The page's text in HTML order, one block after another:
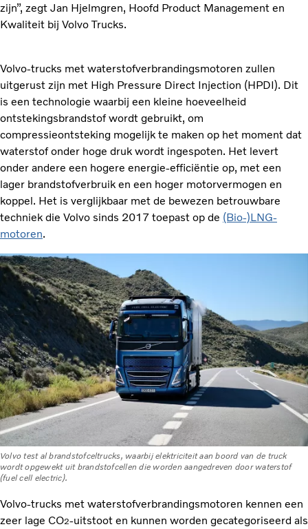
zijn”, zegt Jan Hjelmgren, Hoofd Product Management en
Kwaliteit bij Volvo Trucks.
Volvo-trucks met waterstofverbrandingsmotoren zullen
uitgerust zijn met High Pressure Direct Injection (HPDI). Dit
is een technologie waarbij een kleine hoeveelheid
ontstekingsbrandstof wordt gebruikt, om
compressieontsteking mogelijk te maken op het moment dat
waterstof onder hoge druk wordt ingespoten. Het levert
onder andere een hogere energie-efficiëntie op, met een
lager brandstofverbruik en een hoger motorvermogen en
koppel. Het is verglijkbaar met de bewezen betrouwbare
techniek die Volvo sinds 2017 toepast op de (Bio-)LNG-
motoren.
Volvo test al brandstofceltrucks, waarbij elektriciteit aan boord van de truck
wordt opgewekt uit brandstofcellen die worden aangedreven door waterstof
(fuel cell electric).
Volvo-trucks met waterstofverbrandingsmotoren kennen een
zeer lage CO2-uitstoot en kunnen worden gecategoriseerd als